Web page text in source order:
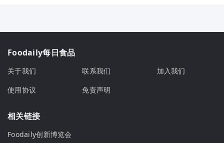
Foodaily每日食品
关于我们 联系我们
加入我们
使用协议
免责声明
相关链接
Foodaily创新博览会